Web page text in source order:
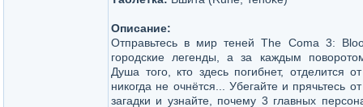
Описание:
Отправьтесь в мир теней The Coma 3:
городские легенды, а за каждым
Душа того, кто здесь погибнет, отделится
никогда не очнётся... Убегайте и прячьтесь
загадки и узнайте, почему 3 главных